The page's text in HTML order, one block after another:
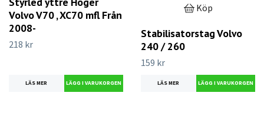
Volvo V70 , XC70 mfl Från
2008-
218 kr
LÄS MER
Köp
Stabilisatorstag Volvo
240 / 260
159 kr
LÄS MER